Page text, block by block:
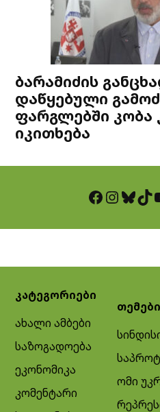
ბარამიძის
დაწყებული
ფარგლებში კობა
იკითხება
Facebook InstagramBluesky TikTok
კატეგორიები
ახალი ამბები
საზოგადოება
ეკონომიკა
კომენტარი
თემები
ომი